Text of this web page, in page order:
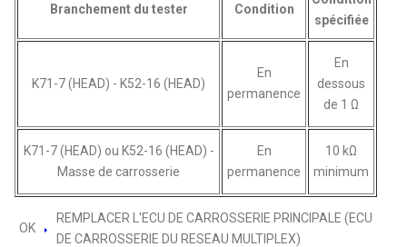
Branchement du tester Condition
spécifiée
K71-7 (HEAD) - K52-16 (HEAD)
En
permanence
En
dessous
de 1 Ω
K71-7 (HEAD) ou K52-16 (HEAD) -
Masse de carrosserie
En
permanence
10 kΩ
minimum
OK
REMPLACER L'ECU DE CARROSSERIE PRINCIPALE (ECU
DE CARROSSERIE DU RESEAU MULTIPLEX)